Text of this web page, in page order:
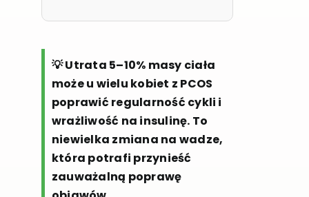
💡 Utrata 5–10% masy ciała
może u wielu kobiet z PCOS
poprawić regularność cykli i
wrażliwość na insulinę. To
niewielka zmiana na wadze,
która potrafi przynieść
zauważalną poprawę